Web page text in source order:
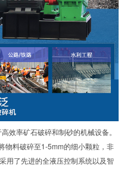
效率矿石破碎和制砂的机械设备。
物料破碎至1-5mm的细小颗粒，非
用了先进的全液压控制系统以及智